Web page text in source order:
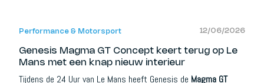
Performance & Motorsport 12/06/2026
Genesis Magma GT Concept keert terug op Le
Mans met een knap nieuw interieur
Tijdens de 24 Uur van Le Mans heeft Genesis de Magma GT